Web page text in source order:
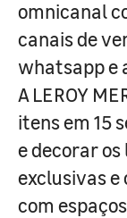
omnicanal
canais de
whatsapp e
A LEROY
itens em 15
e decorar
exclusivas e
com